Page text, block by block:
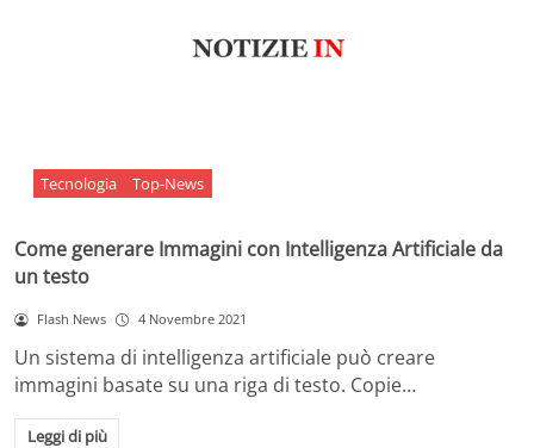
Tecnologia Top-News
Come generare Immagini con Intelligenza Artificiale da
un testo
Flash News 4 Novembre 2021
Un sistema di intelligenza artificiale può creare
immagini basate su una riga di testo. Copie…
Leggi di più